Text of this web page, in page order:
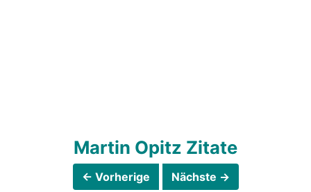
Martin Opitz Zitate
← Vorherige Nächste →